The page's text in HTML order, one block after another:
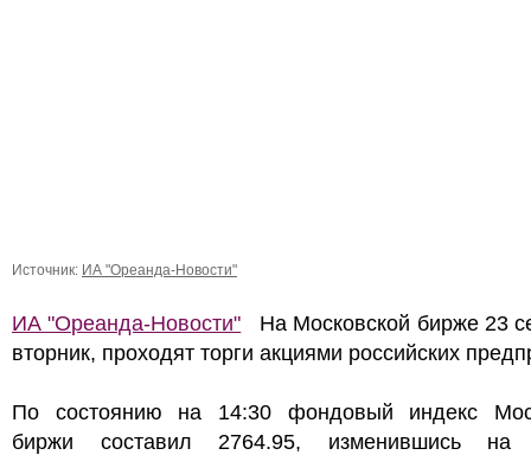
Источник: ИА "Ореанда-Новости"
ИА "Ореанда-Новости" На Московской бирже 23
вторник, проходят торги акциями российских
По состоянию на 14:30 фондовый индекс
биржи составил 2764.95, изменившись на